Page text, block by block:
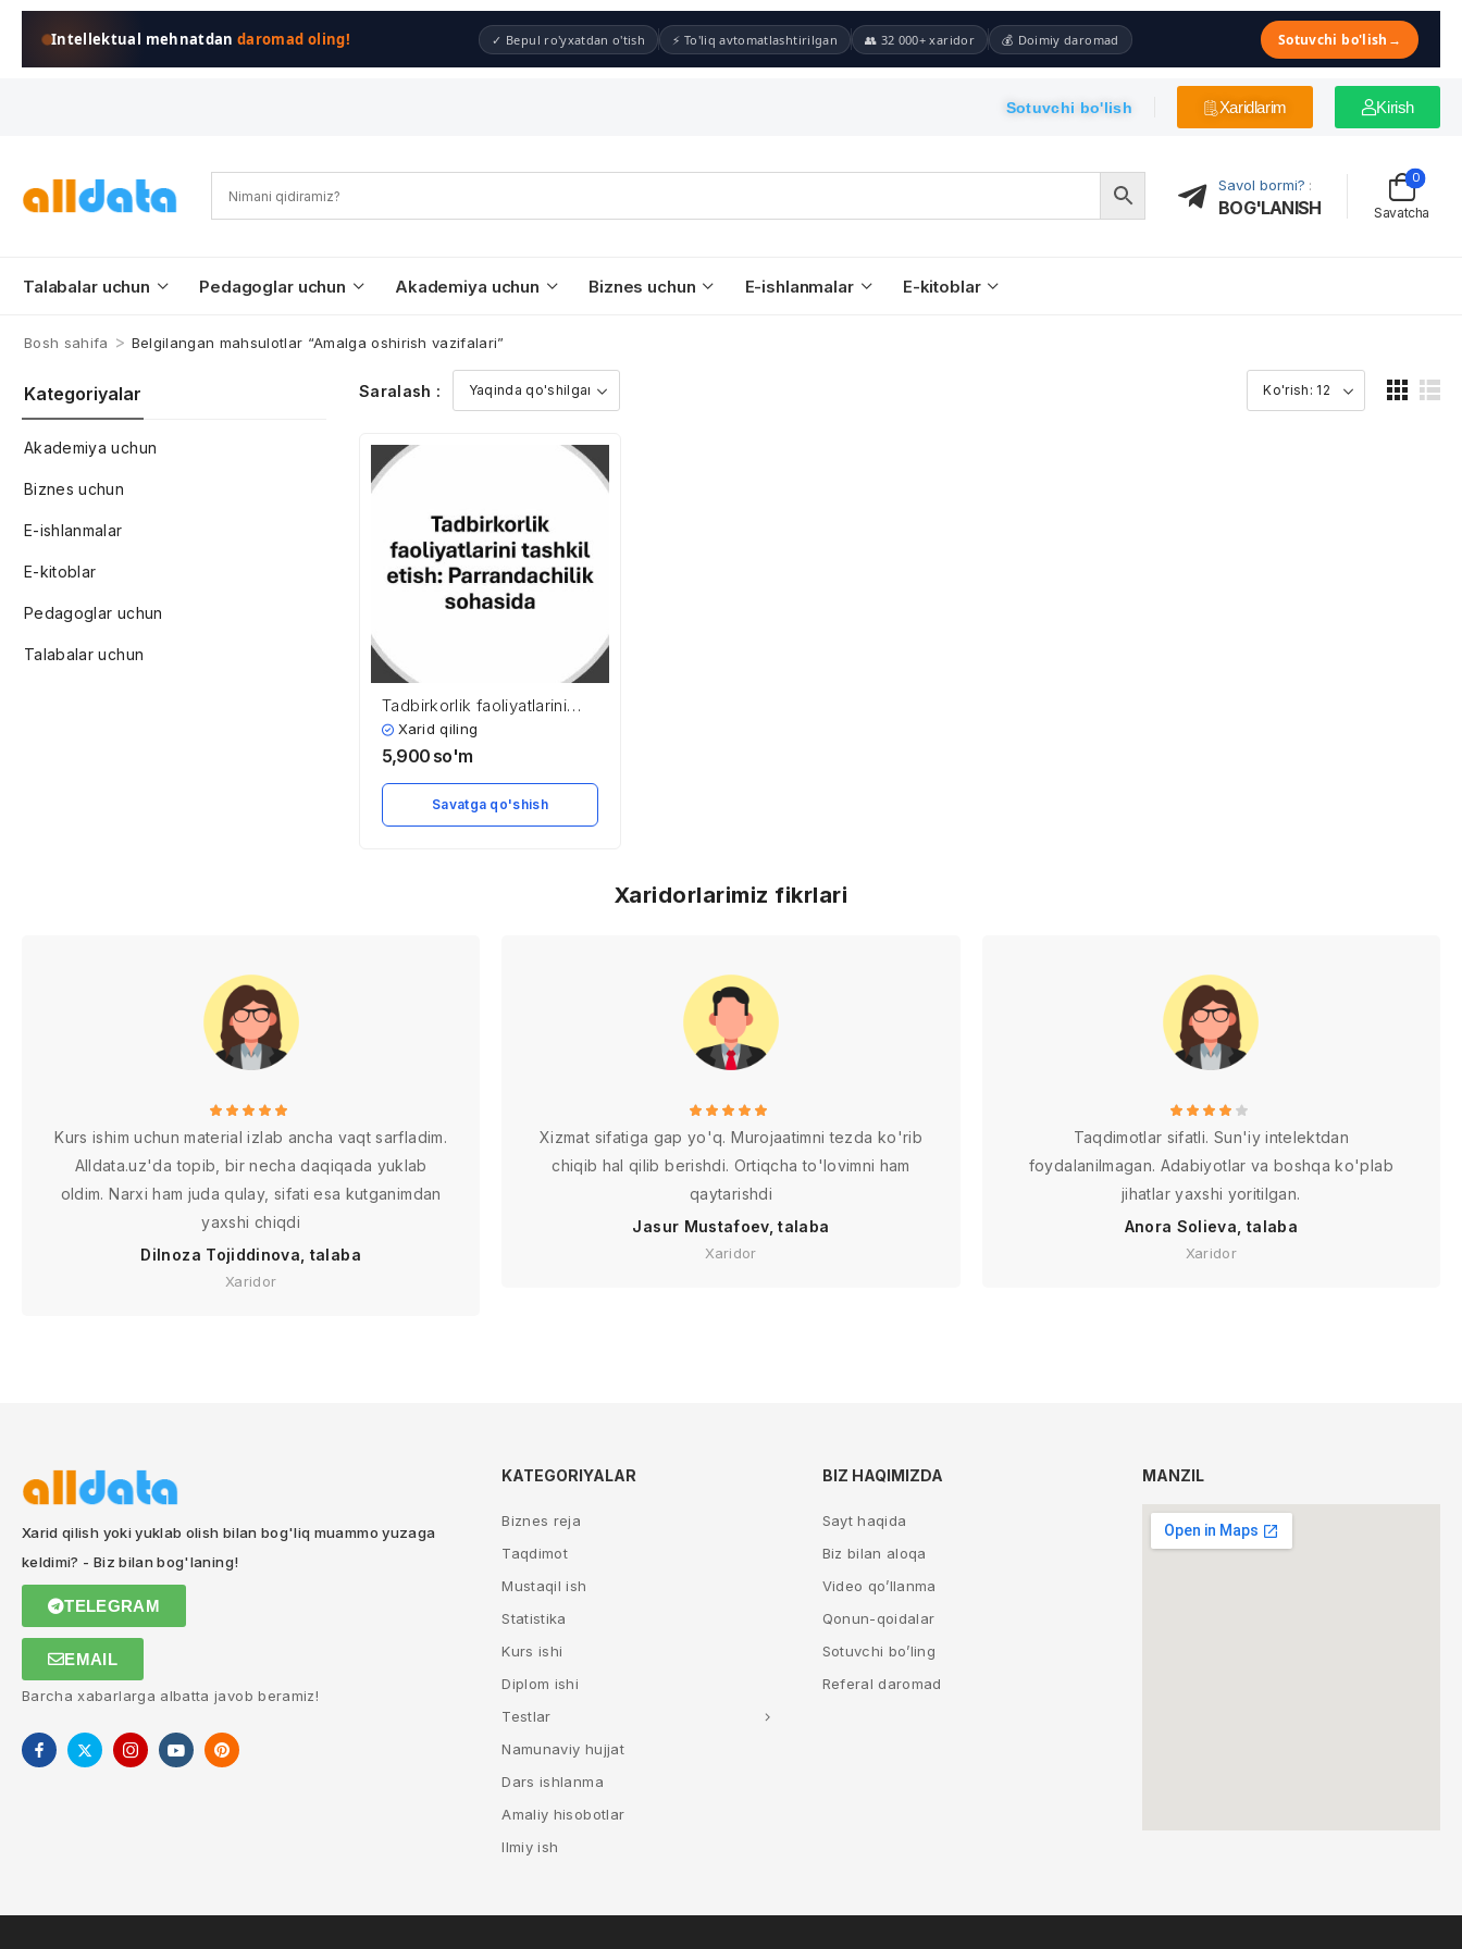
Intellektual mehnatdandaromad oling! ✓ Bepul ro'yxatdan o'tish ⚡ To'liq avtomatlashtirilgan 👥 32 000+ xaridor 💰 Doimiy daromad Sotuvchi bo'lish →
Sotuvchi bo'lish Xaridlarim Kirish
Savol bormi? :
BOG'LANISH Savatcha
0
Talabalar uchun Pedagoglar uchun Akademiya uchun Biznes uchun E-ishlanmalar E-kitoblar
Bosh sahifa > Belgilangan mahsulotlar “Amalga oshirish vazifalari”
Kategoriyalar
Akademiya uchun
Biznes uchun
E-ishlanmalar
E-kitoblar
Pedagoglar uchun
Talabalar uchun
Saralash :
Tadbirkorlik faoliyatlarini
tashkil etish: Parrandachilik
sohasida
Xarid qiling
5,900 so'm
Savatga qo'shish
Xaridorlarimiz fikrlari
Kurs ishim uchun material izlab ancha vaqt sarfladim.
Alldata.uz'da topib, bir necha daqiqada yuklab
oldim. Narxi ham juda qulay, sifati esa kutganimdan
yaxshi chiqdi
Dilnoza Tojiddinova, talaba
Xaridor
Xizmat sifatiga gap yo'q. Murojaatimni tezda ko'rib
chiqib hal qilib berishdi. Ortiqcha to'lovimni ham
qaytarishdi
Jasur Mustafoev, talaba
Xaridor
Taqdimotlar sifatli. Sun'iy intelektdan
foydalanilmagan. Adabiyotlar va boshqa ko'plab
jihatlar yaxshi yoritilgan.
Anora Solieva, talaba
Xaridor
Xarid qilish yoki yuklab olish bilan bog'liq muammo yuzaga
keldimi? - Biz bilan bog'laning!
TELEGRAM
EMAIL
Barcha xabarlarga albatta javob beramiz!
KATEGORIYALAR
Biznes reja
Taqdimot
Mustaqil ish
Statistika
Kurs ishi
Diplom ishi
Testlar
Namunaviy hujjat
Dars ishlanma
Amaliy hisobotlar
Ilmiy ish
BIZ HAQIMIZDA
Sayt haqida
Biz bilan aloqa
Video qo’llanma
Qonun-qoidalar
Sotuvchi bo’ling
Referal daromad
MANZIL